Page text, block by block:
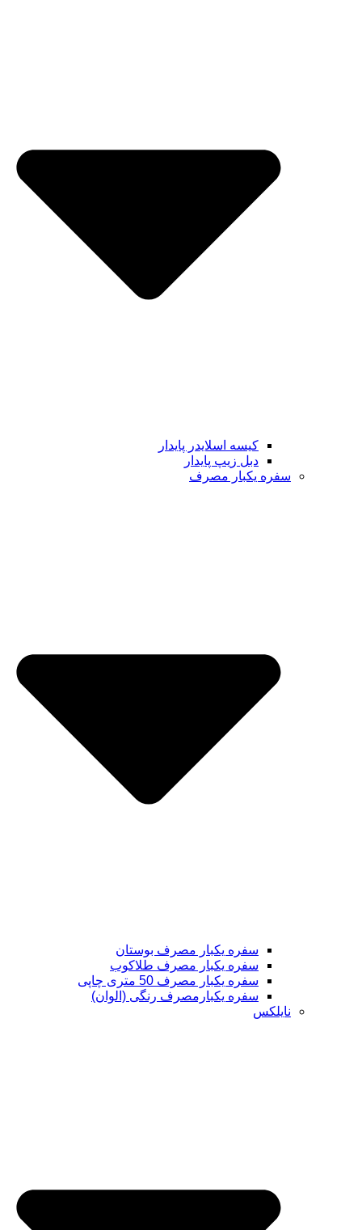
کیسه اسلایدر پایدار
دبل زیپ پایدار
سفره یکبار مصرف
سفره یکبار مصرف بوستان
سفره یکبار مصرف طلاکوب
سفره یکبار مصرف 50 متری چاپی
سفره یکبارمصرف رنگی (الوان)
نایلکس